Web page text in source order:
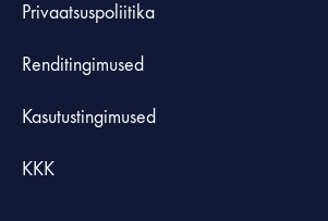
Privaatsuspoliitika
Renditingimused
Kasutustingimused
KKK